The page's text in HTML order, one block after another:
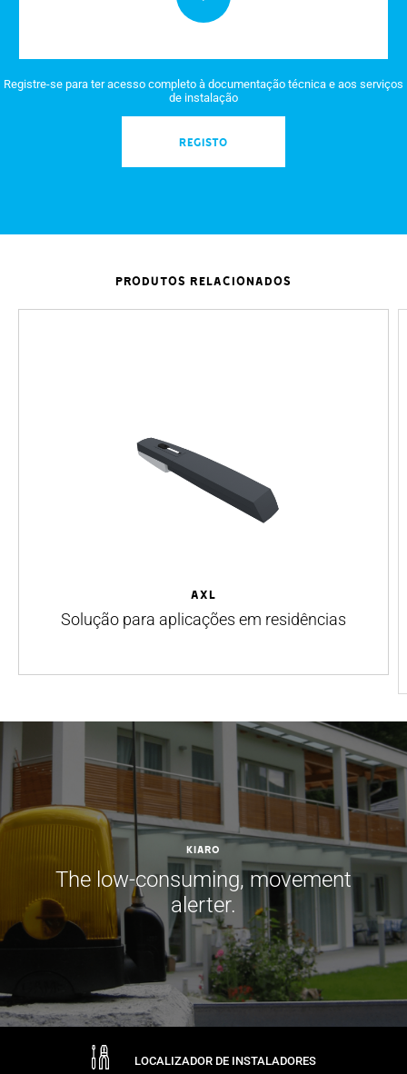
Registre-se para ter acesso completo à documentação técnica e aos serviços
de instalação
REGISTO
PRODUTOS RELACIONADOS
AXL
Solução para aplicações em residências
Kiaro
The low-consuming, movement
alerter.
LOCALIZADOR DE INSTALADORES